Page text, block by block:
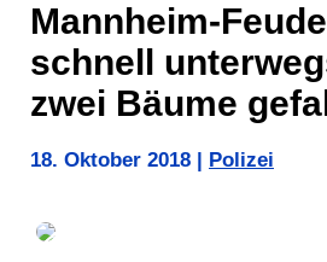
Mannheim-
schnell
zwei Bäume
18. Oktober 2018 Polizei